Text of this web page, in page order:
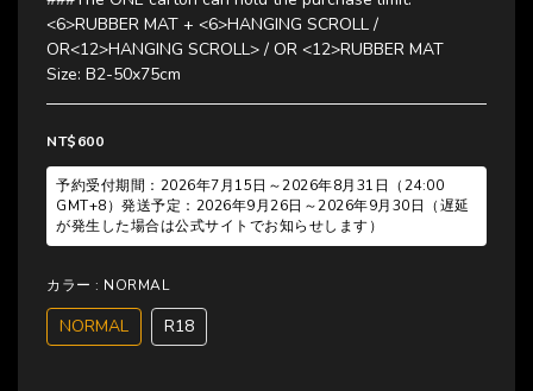
<6>RUBBER MAT + <6>HANGING SCROLL /
OR<12>HANGING SCROLL> / OR <12>RUBBER MAT
Size: B2-50x75cm
NT$600
予約受付期間：2026年7月15日～2026年8月31日（24:00
GMT+8）発送予定：2026年9月26日～2026年9月30日（遅延
が発生した場合は公式サイトでお知らせします）
カラー : NORMAL
NORMAL R18